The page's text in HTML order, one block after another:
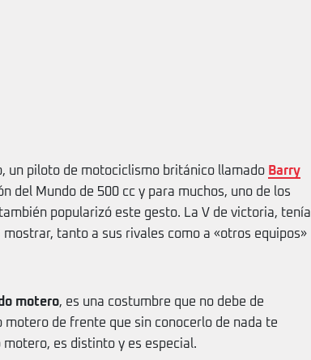
un piloto de motociclismo británico llamado Barry
del Mundo de 500 cc y para muchos, uno de los
popularizó este gesto. La V de victoria, tenía
tanto a sus rivales como a «otros equipos»
motero, es una costumbre que no debe de
de frente que sin conocerlo de nada te
es distinto y es especial.